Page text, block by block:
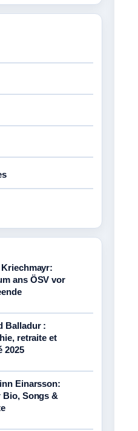
ans ÖSV vor
Balladur :
retraite et
2025
Einarsson:
Bio, Songs &